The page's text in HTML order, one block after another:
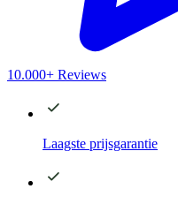
10.000+ Reviews
Laagste prijsgarantie